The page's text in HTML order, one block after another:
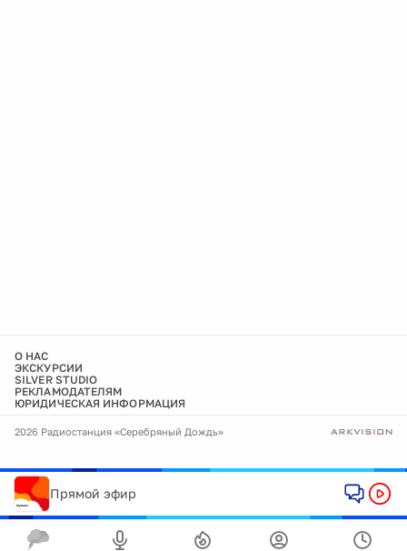
О НАС
ЭКСКУРСИИ
SILVER STUDIO
РЕКЛАМОДАТЕЛЯМ
ЮРИДИЧЕСКАЯ ИНФОРМАЦИЯ
2026 Радиостанция «Серебряный Дождь»
Прямой эфир